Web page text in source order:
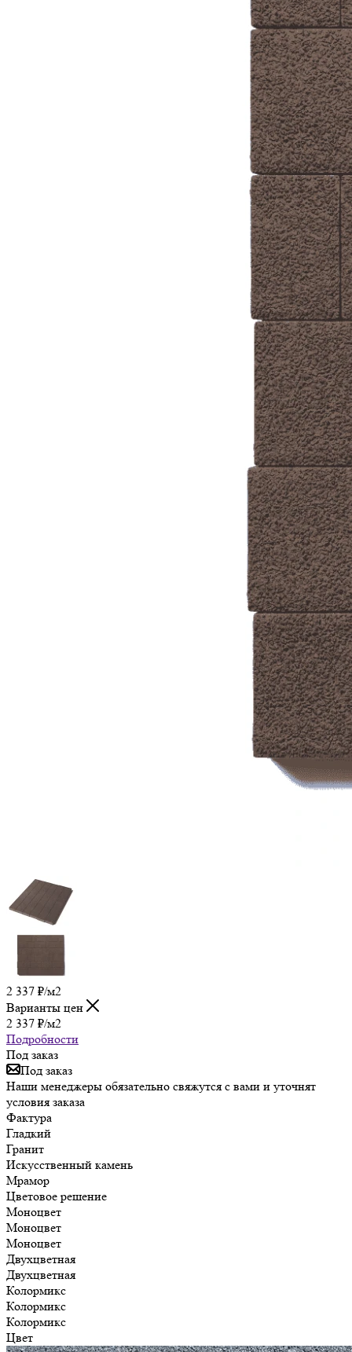
2 337 ₽/м2
Варианты цен
2 337 ₽/м2
Подробности
Под заказ
Под заказ
Наши менеджеры обязательно свяжутся с вами и уточнят
условия заказа
Фактура
Гладкий
Гранит
Искусственный камень
Мрамор
Цветовое решение
Моноцвет
Моноцвет
Моноцвет
Двухцветная
Двухцветная
Колормикс
Колормикс
Колормикс
Цвет